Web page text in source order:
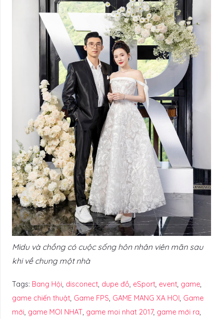
Midu và chồng có cuộc sống hôn nhân viên mãn sau
khi về chung một nhà
Tags: Bang Hội, disconect, dupe đồ, eSport, event, game,
game chiến thuật, Game FPS, GAME MANG XA HOI, Game
mới, game MOI NHAT, game moi nhat 2017, game mới ra,